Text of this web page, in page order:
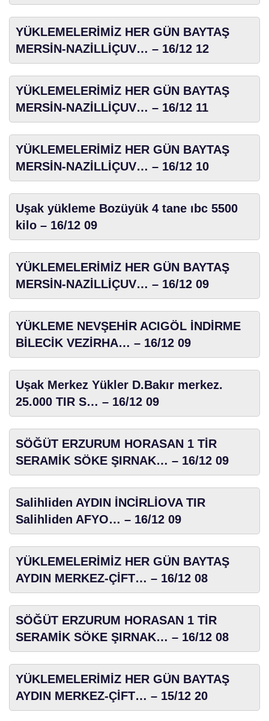
YÜKLEMELERİMİZ HER GÜN BAYTAŞ
MERSİN-NAZİLLİÇUV… – 16/12 12
YÜKLEMELERİMİZ HER GÜN BAYTAŞ
MERSİN-NAZİLLİÇUV… – 16/12 11
YÜKLEMELERİMİZ HER GÜN BAYTAŞ
MERSİN-NAZİLLİÇUV… – 16/12 10
Uşak yükleme Bozüyük 4 tane ıbc 5500
kilo – 16/12 09
YÜKLEMELERİMİZ HER GÜN BAYTAŞ
MERSİN-NAZİLLİÇUV… – 16/12 09
YÜKLEME NEVŞEHİR ACIGÖL İNDİRME
BİLECİK VEZİRHA… – 16/12 09
Uşak Merkez Yükler D.Bakır merkez.
25.000 TIR S… – 16/12 09
SÖĞÜT ERZURUM HORASAN 1 TİR
SERAMİK SÖKE ŞIRNAK… – 16/12 09
Salihliden AYDIN İNCİRLİOVA TIR
Salihliden AFYO… – 16/12 09
YÜKLEMELERİMİZ HER GÜN BAYTAŞ
AYDIN MERKEZ-ÇİFT… – 16/12 08
SÖĞÜT ERZURUM HORASAN 1 TİR
SERAMİK SÖKE ŞIRNAK… – 16/12 08
YÜKLEMELERİMİZ HER GÜN BAYTAŞ
AYDIN MERKEZ-ÇİFT… – 15/12 20